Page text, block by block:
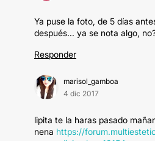
Ya puse la foto, de 5 días
después... ya se nota algo,
Responder
marisol_gamboa
4 dic 2017
lipita te la haras pasado
nena https://